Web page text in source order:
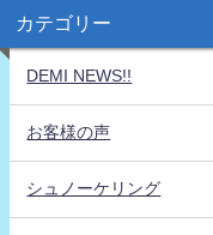
カテゴリー
DEMI NEWS!!
お客様の声
シュノーケリング